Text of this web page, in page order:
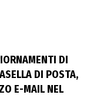
DI
DI POSTA,
E-MAIL NEL